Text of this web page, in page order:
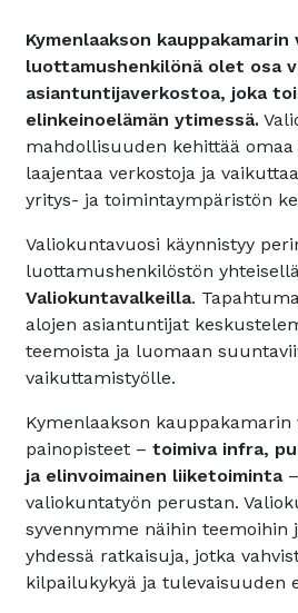
Kymenlaakson
luottamushenkilönä olet osa
asiantuntijaverkostoa, joka
elinkeinoelämän ytimessä.
mahdollisuuden kehittää omaa
laajentaa verkostoja ja
yritys- ja toimintaympäristön
Valiokuntavuosi käynnistyy
luottamushenkilöstön
Valiokuntavalkeilla.
alojen asiantuntijat
teemoista ja luomaan
vaikuttamistyölle.
Kymenlaakson
painopisteet – toimiva infra,
ja elinvoimainen liiketoiminta–
valiokuntatyön perustan.
syvennymme näihin teemoihin
yhdessä ratkaisuja, jotka
kilpailukykyä ja tulevaisuuden